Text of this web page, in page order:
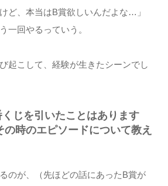
ど、本当はB賞欲しいんだよな…」
⼀回やるっていう。
起こして、経験が⽣きたシーンでし
じを引いたことはあります
時のエピソードについて教え
のが、（先ほどの話にあったB賞が